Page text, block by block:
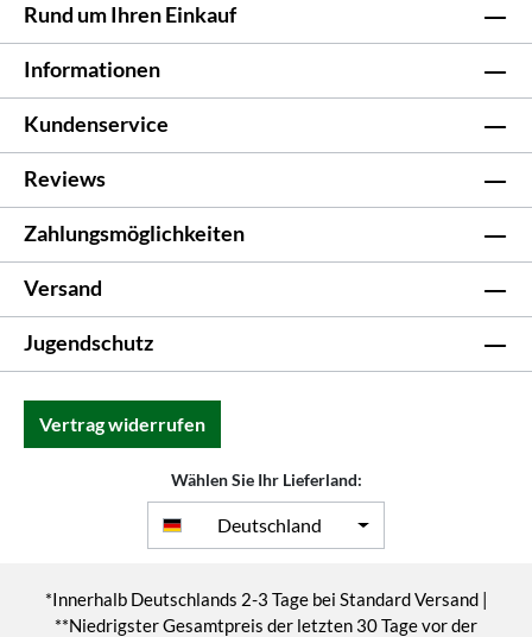
Rund um Ihren Einkauf
Informationen
Kundenservice
Reviews
Zahlungsmöglichkeiten
Versand
Jugendschutz
Vertrag widerrufen
Wählen Sie Ihr Lieferland:
Deutschland
*Innerhalb Deutschlands 2-3 Tage bei Standard Versand |
**Niedrigster Gesamtpreis der letzten 30 Tage vor der